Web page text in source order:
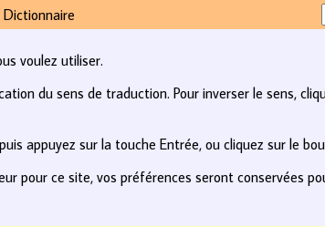
Dictionnaire
voulez utiliser.
du sens de traduction. Pour inverser le sens,
appuyez sur la touche Entrée, ou cliquez sur le
pour ce site, vos préférences seront conservées